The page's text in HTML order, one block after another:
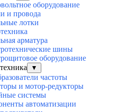
оборудование
и провода
лотки
арматура
шины
оборудование
▼
частоты
и мотор-редукторы
системы
автоматизации